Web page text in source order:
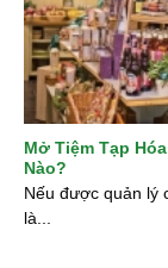
Mở Tiệm Tạp
Nào?
Nếu được quản lý
là...